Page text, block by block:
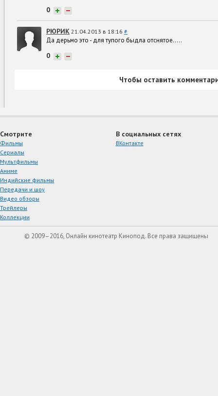
0 + −
РЮРИК 21.04.2013 в 18:16 #
Да дерьмо это - для тупого быдла отснятое.....
0 + −
Чтобы оставить
Смотрите
Фильмы
Сериалы
Мультфильмы
Аниме
Индийские фильмы
Передачи и шоу
Видео обзоры
Трейлеры
Коллекции
В социальных сетях
ВКонтакте
© 2009–2016, Онлайн кинотеатр Кинопод. Все права защищены